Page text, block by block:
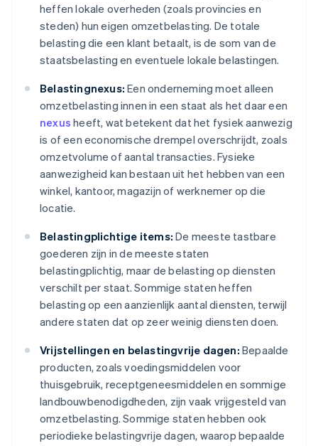
heffen lokale overheden (zoals provincies en
steden) hun eigen omzetbelasting. De totale
belasting die een klant betaalt, is de som van de
staatsbelasting en eventuele lokale belastingen.
Belastingnexus: Een onderneming moet alleen
omzetbelasting innen in een staat als het daar een
nexus heeft, wat betekent dat het fysiek aanwezig
is of een economische drempel overschrijdt, zoals
omzetvolume of aantal transacties. Fysieke
aanwezigheid kan bestaan uit het hebben van een
winkel, kantoor, magazijn of werknemer op die
locatie.
Belastingplichtige items: De meeste tastbare
goederen zijn in de meeste staten
belastingplichtig, maar de belasting op diensten
verschilt per staat. Sommige staten heffen
belasting op een aanzienlijk aantal diensten, terwijl
andere staten dat op zeer weinig diensten doen.
Vrijstellingen en belastingvrije dagen: Bepaalde
producten, zoals voedingsmiddelen voor
thuisgebruik, receptgeneesmiddelen en sommige
landbouwbenodigdheden, zijn vaak vrijgesteld van
omzetbelasting. Sommige staten hebben ook
periodieke belastingvrije dagen, waarop bepaalde